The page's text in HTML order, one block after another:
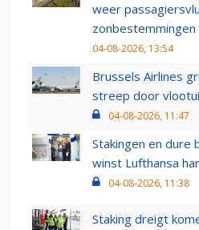
weer
zonbestemmingen
04-08-2026, 13:54
Brussels Airlines
streep door
04-08-2026, 11:47
Stakingen en dure
winst Lufthansa
04-08-2026, 11:38
Staking dreigt